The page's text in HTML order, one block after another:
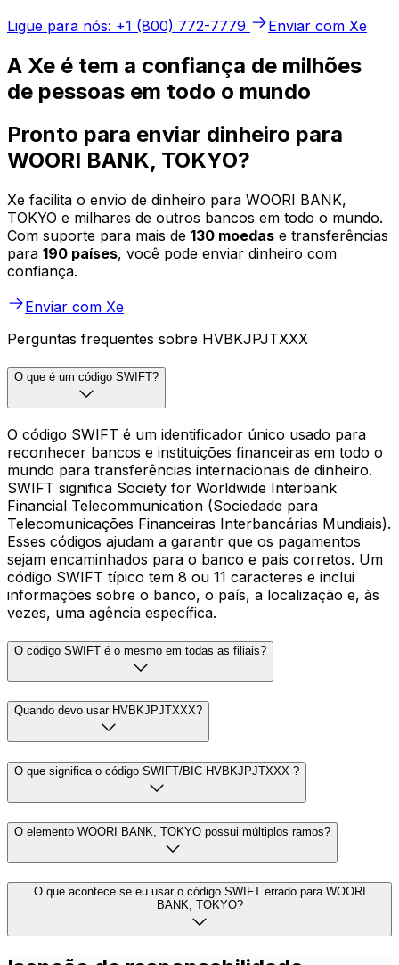
Ligue para nós: +1 (800) 772-7779
Enviar com Xe
A Xe é tem a confiança de milhões
de pessoas em todo o mundo
Pronto para enviar dinheiro para
WOORI BANK, TOKYO?
Xe facilita o envio de dinheiro para WOORI BANK,
TOKYO e milhares de outros bancos em todo o mundo.
Com suporte para mais de 130 moedas e transferências
para 190 países, você pode enviar dinheiro com
confiança.
Enviar com Xe
Perguntas frequentes sobre HVBKJPJTXXX
O que é um código SWIFT?
O código SWIFT é um identificador único usado para
reconhecer bancos e instituições financeiras em todo o
mundo para transferências internacionais de dinheiro.
SWIFT significa Society for Worldwide Interbank
Financial Telecommunication (Sociedade para
Telecomunicações Financeiras Interbancárias Mundiais).
Esses códigos ajudam a garantir que os pagamentos
sejam encaminhados para o banco e país corretos. Um
código SWIFT típico tem 8 ou 11 caracteres e inclui
informações sobre o banco, o país, a localização e, às
vezes, uma agência específica.
O código SWIFT é o mesmo em todas as filiais?
Quando devo usar HVBKJPJTXXX?
O que significa o código SWIFT/BIC HVBKJPJTXXX ?
O elemento WOORI BANK, TOKYO possui múltiplos ramos?
O que acontece se eu usar o código SWIFT errado para WOORI
BANK, TOKYO?